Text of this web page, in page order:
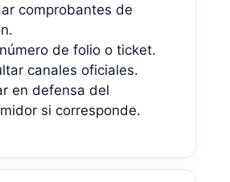
comprobantes de
de folio o ticket.
canales oficiales.
en defensa del
si corresponde.